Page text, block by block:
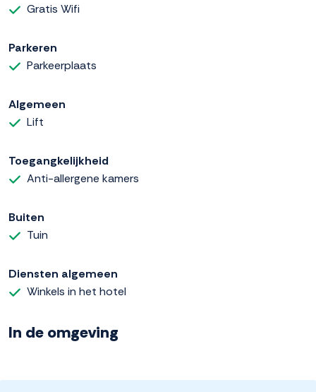
Gratis Wifi
Parkeren
Parkeerplaats
Algemeen
Lift
Toegangkelijkheid
Anti-allergene kamers
Buiten
Tuin
Diensten algemeen
Winkels in het hotel
In de omgeving